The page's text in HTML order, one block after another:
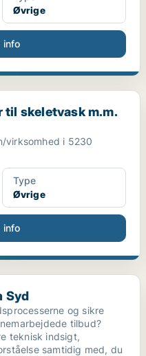
Øvrige
info
m.m. hos ADBOU,...
skeletvask m.m.
virksomhed i 5230
Type
Øvrige
info
Syd
og sikre
tilbud?
teknisk indsigt,
samtidig med, du